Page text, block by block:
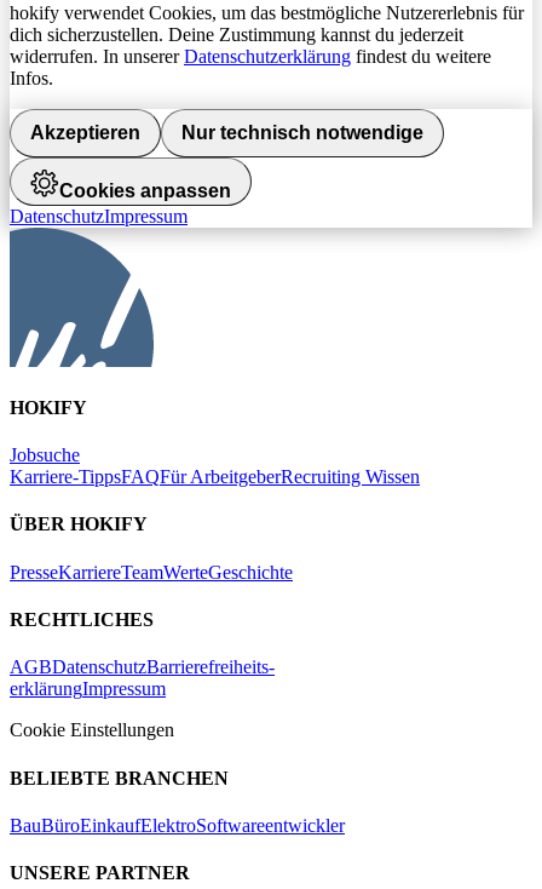
hokify verwendet Cookies, um das bestmögliche Nutzererlebnis für
dich sicherzustellen. Deine Zustimmung kannst du jederzeit
widerrufen. In unsererDatenschutzerklärung findest du weitere
Infos.
Akzeptieren Nur technisch notwendige
Cookies anpassen
DatenschutzImpressum
HOKIFY
Jobsuche
Karriere-TippsFAQFür ArbeitgeberRecruiting Wissen
ÜBER HOKIFY
PresseKarriereTeamWerteGeschichte
RECHTLICHES
AGBDatenschutzBarrierefreiheits-
erklärungImpressum
Cookie Einstellungen
BELIEBTE BRANCHEN
BauBüroEinkaufElektroSoftwareentwickler
UNSERE PARTNER